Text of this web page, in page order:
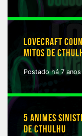
LOVECRAFT
MITOS DE
Postado há 7 anos
5 ANIMES
DE CTHULHU